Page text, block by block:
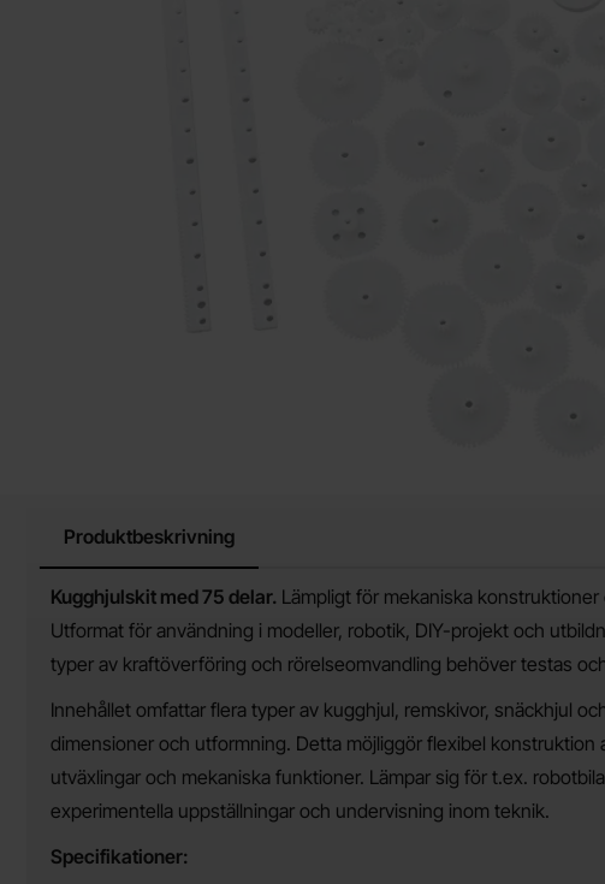
Produktbeskrivning
Produktbeskrivning
Kugghjulskit med 75 delar. Lämpligt för mekaniska
Utformat för användning i modeller, robotik, DIY-projekt och
typer av kraftöverföring och rörelseomvandling behöver testas
Innehållet omfattar flera typer av kugghjul, remskivor, snäckhjul
dimensioner och utformning. Detta möjliggör flexibel konstruktion
utväxlingar och mekaniska funktioner. Lämpar sig för t.ex.
experimentella uppställningar och undervisning inom teknik.
Specifikationer: